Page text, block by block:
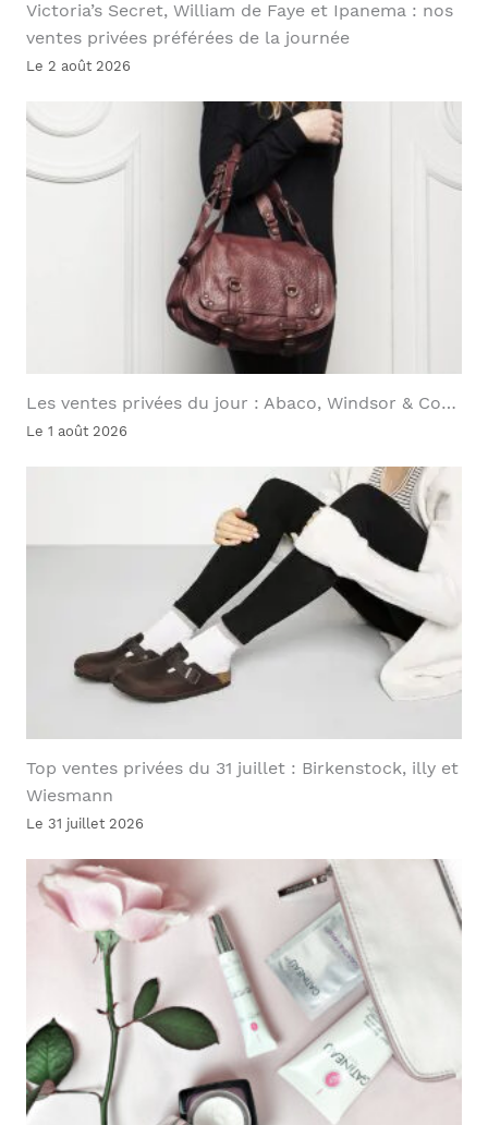
Victoria’s Secret, William de Faye et Ipanema : nos
ventes privées préférées de la journée
Le 2 août 2026
Les ventes privées du jour : Abaco, Windsor & Co…
Le 1 août 2026
Top ventes privées du 31 juillet : Birkenstock, illy et
Wiesmann
Le 31 juillet 2026